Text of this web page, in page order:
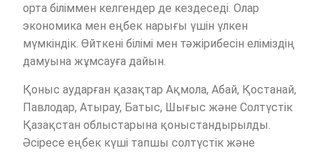
орта біліммен келгендер де кездеседі. Олар
экономика мен еңбек нарығы үшін үлкен
мүмкіндік. Өйткені білімі мен тәжірибесін еліміздің
дамуына жұмсауға дайын.
Қоныс аударған қазақтар Ақмола, Абай, Қостанай,
Павлодар, Атырау, Батыс, Шығыс және Солтүстік
Қазақстан облыстарына қоныстандырылды.
Әсіресе еңбек күші тапшы солтүстік және